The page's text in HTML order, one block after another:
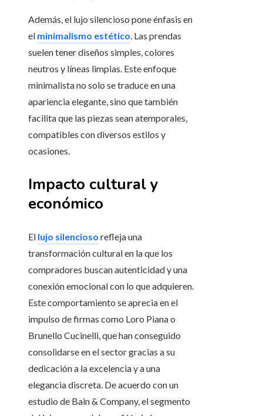
Además, el lujo silencioso pone énfasis en
el minimalismo estético. Las prendas
suelen tener diseños simples, colores
neutros y líneas limpias. Este enfoque
minimalista no solo se traduce en una
apariencia elegante, sino que también
facilita que las piezas sean atemporales,
compatibles con diversos estilos y
ocasiones.
Impacto cultural y
económico
El lujo silencioso refleja una
transformación cultural en la que los
compradores buscan autenticidad y una
conexión emocional con lo que adquieren.
Este comportamiento se aprecia en el
impulso de firmas como Loro Piana o
Brunello Cucinelli, que han conseguido
consolidarse en el sector gracias a su
dedicación a la excelencia y a una
elegancia discreta. De acuerdo con un
estudio de Bain & Company, el segmento